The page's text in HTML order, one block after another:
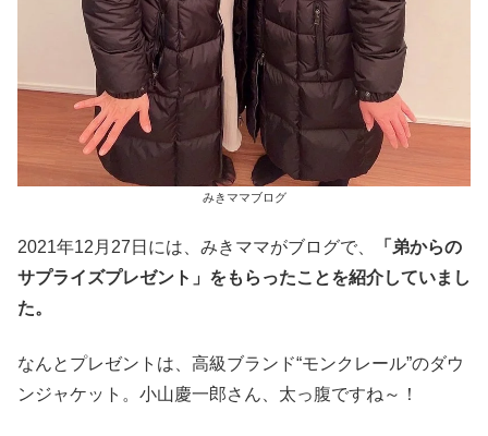
みきママブログ
2021年12月27日には、みきママがブログで、
「弟からの
サプライズプレゼント」をもらったことを紹介していまし
た。
なんとプレゼントは、高級ブランド“モンクレール”のダウ
ンジャケット。小山慶一郎さん、太っ腹ですね～！